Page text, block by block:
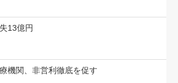
13億円
機関、非営利徹底を促す